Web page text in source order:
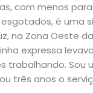
com menos
é uma
na Zona Oeste
expressa
trabalhando. Sou
três anos o